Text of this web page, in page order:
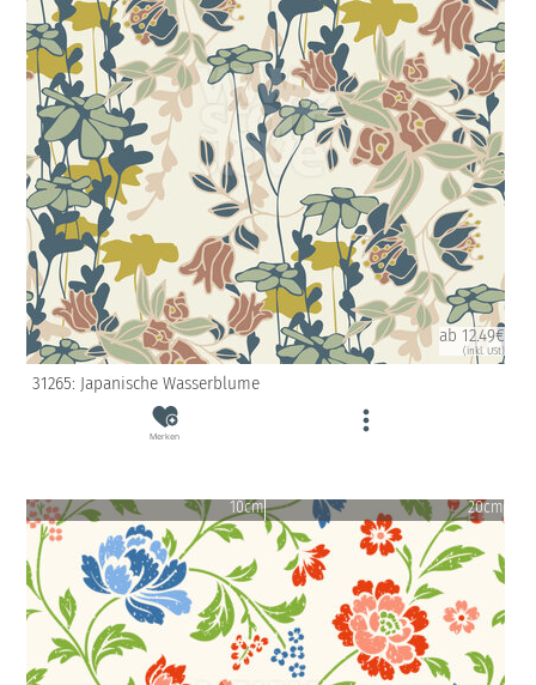
ab 12.49€
(inkl. USt)
31265: Japanische Wasserblume
Merken
10cm 20cm